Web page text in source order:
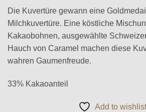
Die Kuvertüre gewann eine
Milchkuvertüre. Eine köstliche
Kakaobohnen, ausgewählte
Hauch von Caramel machen diese
wahren Gaumenfreude.
33% Kakaoanteil
Add to wishlist